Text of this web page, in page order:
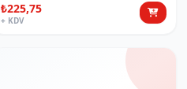
₺225,75
+ KDV